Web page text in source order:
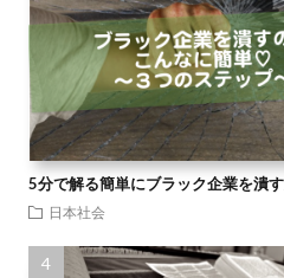
5分で解る簡単にブラック企業を潰
日本社会